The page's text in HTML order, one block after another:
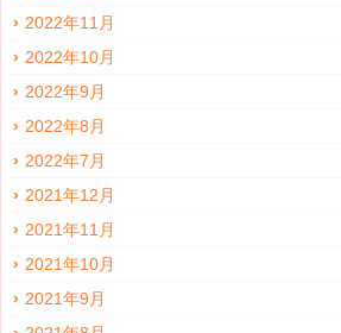
2022年11月
2022年10月
2022年9月
2022年8月
2022年7月
2021年12月
2021年11月
2021年10月
2021年9月